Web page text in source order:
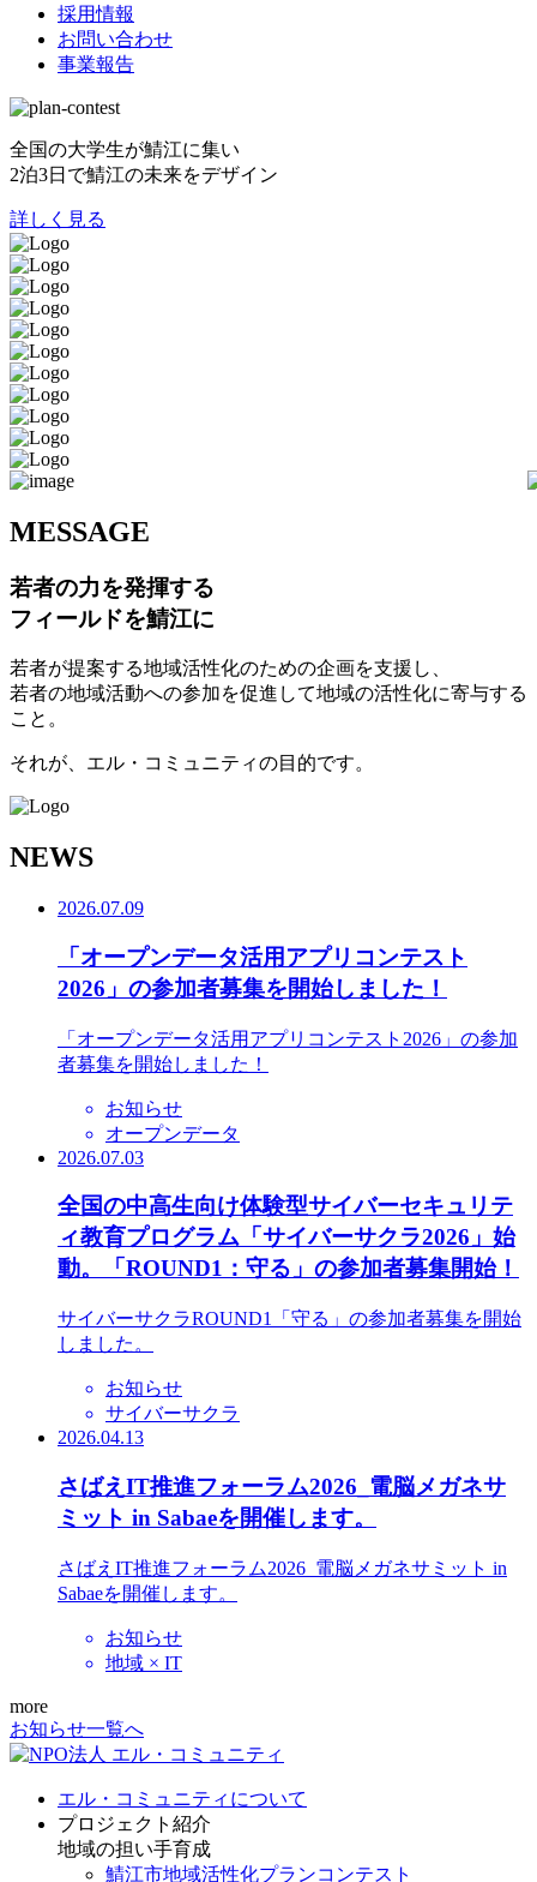
採用情報
お問い合わせ
事業報告
全国の大学生が鯖江に集い
2泊3日で鯖江の未来をデザイン
詳しく見る
MESSAGE
若者の力を発揮する
フィールドを鯖江に
若者が提案する地域活性化のための企画を支援し、
若者の地域活動への参加を促進して地域の活性化に寄与する
こと。
それが、エル・コミュニティの目的です。
NEWS
2026.07.09
「オープンデータ活用アプリコンテスト
2026」の参加者募集を開始しました！
「オープンデータ活用アプリコンテスト2026」の参加
者募集を開始しました！
お知らせ
オープンデータ
2026.07.03
全国の中高生向け体験型サイバーセキュリテ
ィ教育プログラム「サイバーサクラ2026」始
動。「ROUND1：守る」の参加者募集開始！
サイバーサクラROUND1「守る」の参加者募集を開始
しました。
お知らせ
サイバーサクラ
2026.04.13
さばえIT推進フォーラム2026_電脳メガネサ
ミット in Sabaeを開催します。
さばえIT推進フォーラム2026_電脳メガネサミット in
Sabaeを開催します。
お知らせ
地域 × IT
more
お知らせ一覧へ
エル・コミュニティについて
プロジェクト紹介
地域の担い手育成
鯖江市地域活性化プランコンテスト